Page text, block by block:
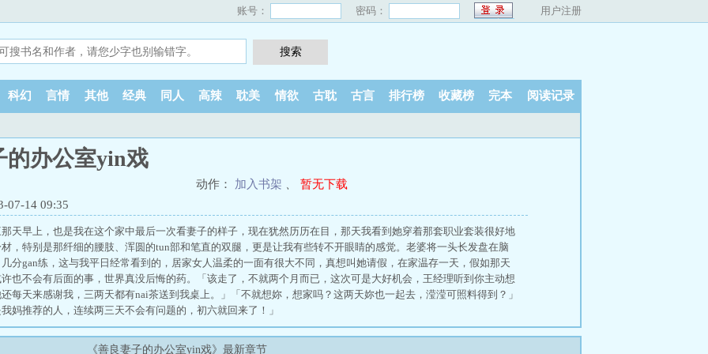
账号： 密码： 用户注册
科幻 言情 其他 经典 同人 高辣 耽美 情欲 古耽 古言 排行榜 收藏榜 完本 阅读记录
的办公室yin戏
动作： 加入书架
暂无下载
07-14 09:35
天早上，也是我在这个家中最后一次看妻子的样子，现在犹然历历在目，那天我看到她穿着那套职业套装很好地
，特别是那纤细的腰肢、浑圆的tun部和笔直的双腿，更是让我有些转不开眼睛的感觉。老婆将一头长发盘在脑
分gan练，这与我平日经常看到的，居家女人温柔的一面有很大不同，真想叫她请假，在家温存一天，假如那天
也不会有后面的事，世界真没后悔的药。「该走了，不就两个月而已，这次可是大好机会，王经理听到你主动想
每天来感谢我，三两天都有nai茶送到我桌上。」「不就想妳，想家吗？这两天妳也一起去，滢滢可照料得到？」
妈推荐的人，连续两三天不会有问题的，初六就回来了！」
《善良妻子的办公室yin戏》最新章节